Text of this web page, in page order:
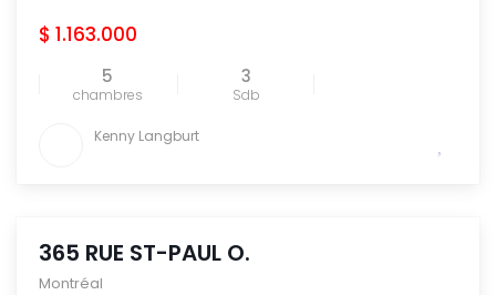
$ 1.163.000
5
chambres
3
Sdb
Kenny Langburt
365 RUE ST-PAUL O.
Montréal